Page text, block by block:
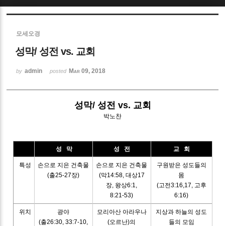
모세오경
성막/ 성전 vs. 교회
by admin posted Mar 09, 2018
성막/ 성전 vs. 교회
박노찬
성 막 성 전 교 회
특성
손으로 지은 건축물
(출25-27장)
손으로 지은 건축물
(막14:58, 대상17
장, 왕상6:1,
8:21-53)
구원받은 성도들의
몸
(고전3:16,17, 고후
6:16)
위치
광야
(출26:30, 33:7-10,
모리아산 아라우나
(오르난)의
지상과 하늘의 성도
들의 모임
Sketchbook5, 스케치북5
Sketchbook5, 스케치북5